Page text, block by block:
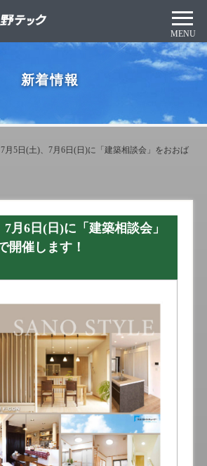
新着情報
7月5日(土)、7月6日(日)に「建築相談会」をおおば
月6日(日)に「建築相談会」
開催します！